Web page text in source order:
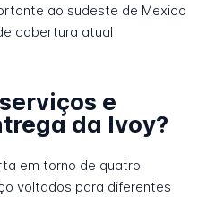
ao sudeste de Mexico
cobertura atual
e
da Ivoy?
em torno de quatro
voltados para diferentes